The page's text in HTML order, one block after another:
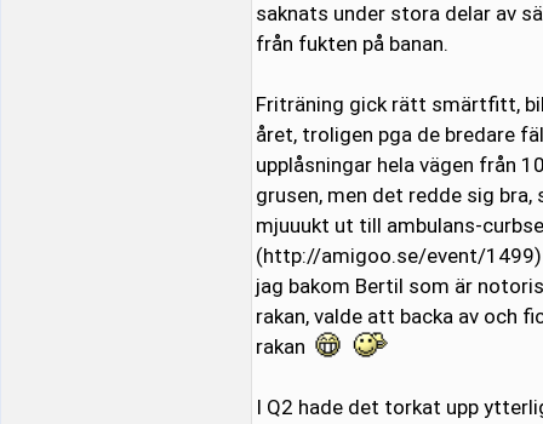
saknats under stora delar av
från fukten på banan.
Friträning gick rätt smärtfitt,
året, troligen pga de bredare
upplåsningar hela vägen från
grusen, men det redde sig
mjuuukt ut till ambulans-
(http://amigoo.se/event/
jag bakom Bertil som är
rakan, valde att backa av och
rakan
I Q2 hade det torkat upp